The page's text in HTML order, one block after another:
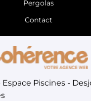
Pergolas
Contact
Espace Piscines -